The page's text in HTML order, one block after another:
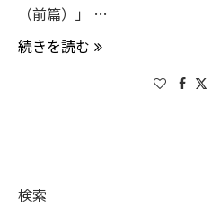
（前篇）」 …
続きを読む
検索